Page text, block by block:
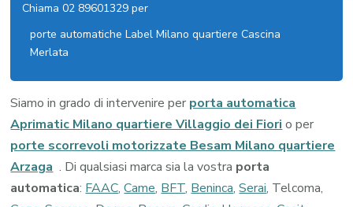
Chiama 02 89601329 per
porte automatiche Label Milano quartiere Cascina
Merlata
Siamo in grado di intervenire per porta automatica
Aprimatic Milano quartiere Villaggio dei Fiorio per
porte scorrevoli motorizzate Besam Milano quartiere
Arzaga . Di qualsiasi marca sia la vostra porta
automatica:FAAC,Came,BFT,Beninca,Serai, Telcoma,